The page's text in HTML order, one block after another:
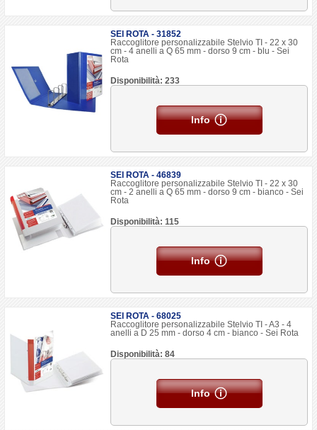
SEI ROTA - 31852
Raccoglitore personalizzabile Stelvio TI - 22 x 30
cm - 4 anelli a Q 65 mm - dorso 9 cm - blu - Sei
Rota
Disponibilità: 233
Info
SEI ROTA - 46839
Raccoglitore personalizzabile Stelvio TI - 22 x 30
cm - 2 anelli a Q 65 mm - dorso 9 cm - bianco - Sei
Rota
Disponibilità: 115
Info
SEI ROTA - 68025
Raccoglitore personalizzabile Stelvio TI - A3 - 4
anelli a D 25 mm - dorso 4 cm - bianco - Sei Rota
Disponibilità: 84
Info